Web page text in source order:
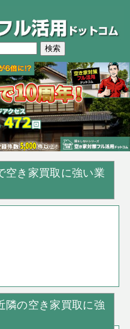
空き家買取に強い業
隣の空き家買取に強